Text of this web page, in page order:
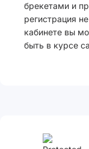
брекетами и
регистрация
кабинете вы
быть в курсе